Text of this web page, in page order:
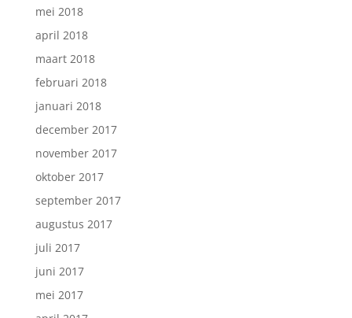
mei 2018
april 2018
maart 2018
februari 2018
januari 2018
december 2017
november 2017
oktober 2017
september 2017
augustus 2017
juli 2017
juni 2017
mei 2017